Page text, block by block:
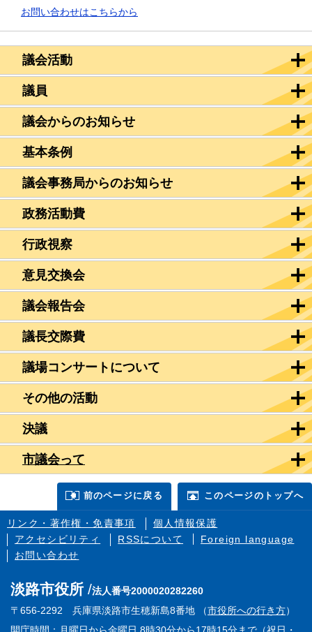
議会活動
議員
議会からのお知らせ
基本条例
議会事務局からのお知らせ
政務活動費
行政視察
意見交換会
議会報告会
議長交際費
議場コンサートについて
その他の活動
決議
市議会って
お問い合わせはこちらから
前のページに戻る このページのトップへ
リンク・著作権・免責事項
個人情報保護
アクセシビリティ
RSSについて
Foreign language
お問い合わせ
淡路市役所
法人番号2000020282260
〒656-2292 兵庫県淡路市生穂新島8番地 （市役所への行き方）